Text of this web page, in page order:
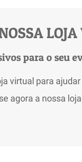
para o seu
virtual para
agora a nossa